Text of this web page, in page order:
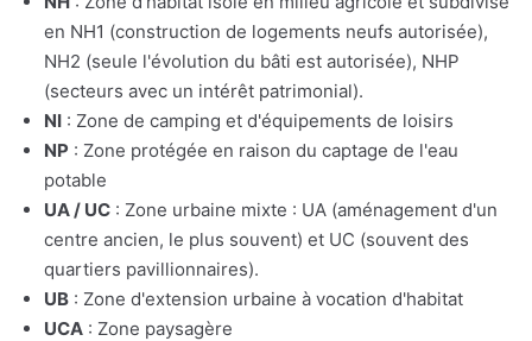
en NH1 (construction de logements neufs autorisée),
NH2 (seule l'évolution du bâti est autorisée), NHP
(secteurs avec un intérêt patrimonial).
NI : Zone de camping et d'équipements de loisirs
NP : Zone protégée en raison du captage de l'eau
potable
UA / UC : Zone urbaine mixte : UA (aménagement d'un
centre ancien, le plus souvent) et UC (souvent des
quartiers pavillionnaires).
UB : Zone d'extension urbaine à vocation d'habitat
UCA : Zone paysagère